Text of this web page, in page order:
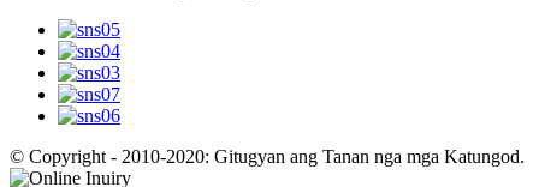
© Copyright - 2010-2020: Gitugyan ang Tanan nga mga Katungod.